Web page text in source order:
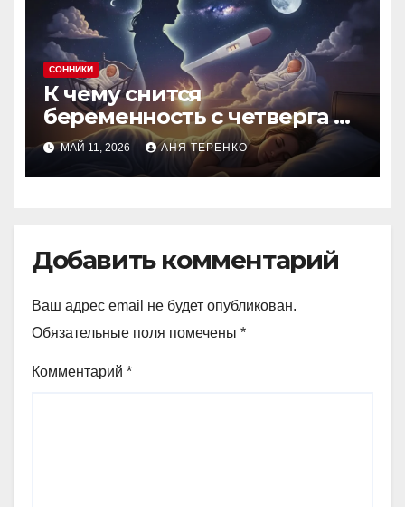
СОННИКИ
К чему снится
беременность с четверга на
пятницу
МАЙ 11, 2026 АНЯ ТЕРЕНКО
Добавить комментарий
Ваш адрес email не будет опубликован.
Обязательные поля помечены *
Комментарий *